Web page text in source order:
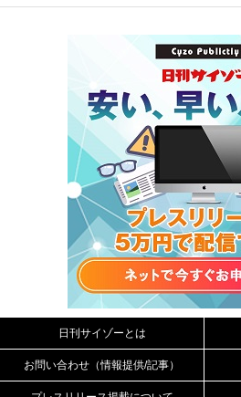
日刊サイゾーとは
お問い合わせ（情報提供/記事）